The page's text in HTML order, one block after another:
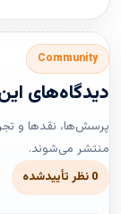
Community
دیدگاه‌های
پرسش‌ها، نقدها و
منتشر می‌شوند.
0 نظر تأییدشده